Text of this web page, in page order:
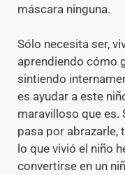
máscara ninguna.
Sólo necesita ser,
aprendiendo cómo
sintiendo
es ayudar a este
maravilloso que es.
pasa por abrazarle,
lo que vivió el niño
convertirse en un